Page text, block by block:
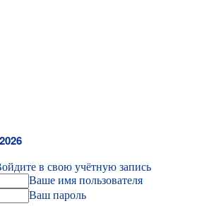
в свою учётную запись
Ваше имя пользователя
Ваш пароль